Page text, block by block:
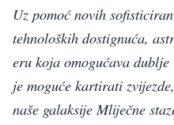
Uz pomoć novih
tehnoloških dostignuća,
eru koja omogućava
je moguće kartirati
naše galaksije Mliječne